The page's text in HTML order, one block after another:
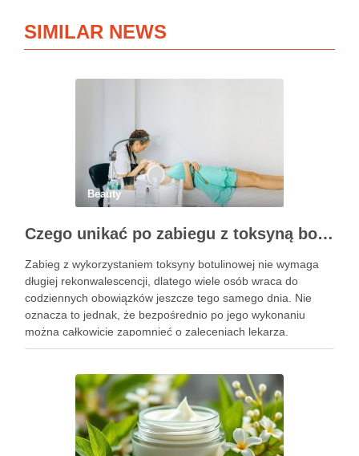
SIMILAR NEWS
Beauty
Czego unikać po zabiegu z toksyną botulinową?
Zabieg z wykorzystaniem toksyny botulinowej nie wymaga
długiej rekonwalescencji, dlatego wiele osób wraca do
codziennych obowiązków jeszcze tego samego dnia. Nie
oznacza to jednak, że bezpośrednio po jego wykonaniu
można całkowicie zapomnieć o zaleceniach lekarza.
Pierwsze godziny i dni po zabiegu mają znaczenie dla